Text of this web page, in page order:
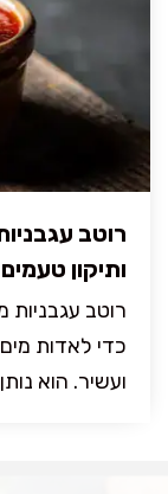
רוטב
ותיקון טעמים
רוטב עגבניות
כדי לאדות
ועשיר. הוא